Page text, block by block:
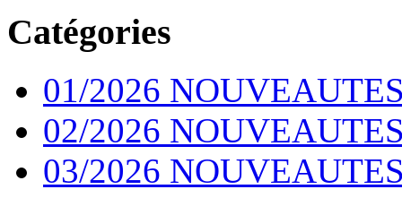
Catégories
01/2026
02/2026
03/2026